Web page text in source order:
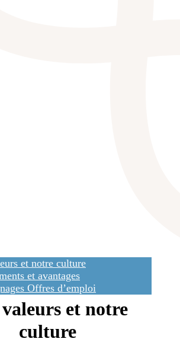
et notre culture
et avantages
Offres d’emploi
et notre
culture